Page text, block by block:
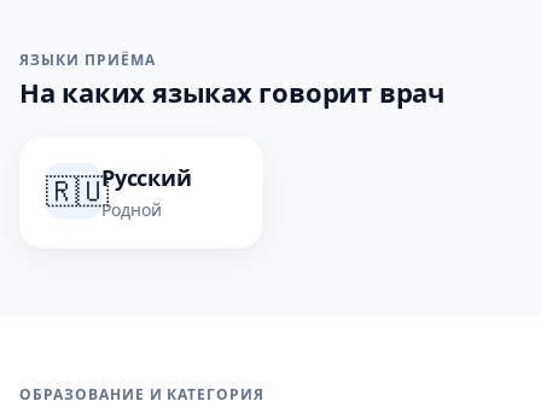
ЯЗЫКИ ПРИЁМА
На каких языках говорит врач
🇷🇺Русский
Родной
ОБРАЗОВАНИЕ И КАТЕГОРИЯ